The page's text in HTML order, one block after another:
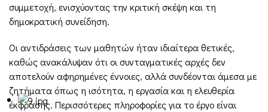
συμμετοχή, ενισχύοντας την κριτική σκέψη και τη
δημοκρατική συνείδηση.
Οι αντιδράσεις των μαθητών ήταν ιδιαίτερα θετικές,
καθώς ανακάλυψαν ότι οι συνταγματικές αρχές δεν
αποτελούν αφηρημένες έννοιες, αλλά συνδέονται άμεσα με
ζητήματα όπως η ισότητα, η εργασία και η ελευθερία
έκφρασης. Περισσότερες πληροφορίες για το έργο είναι